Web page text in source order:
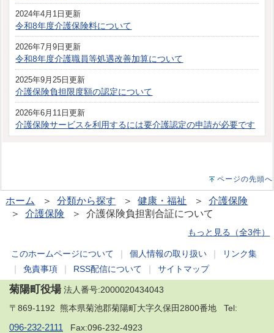
2024年4月1日更新
令和8年度介護保険料について
2026年7月9日更新
令和8年度介護職員等処遇改善加算について
2025年9月25日更新
介護保険負担限度額の認定について
2026年6月11日更新
介護保険サービスを利用するには要介護認定の申請が必要です
ページの先頭へ
ホーム ＞分類から探す ＞健康・福祉 ＞介護保険
＞介護保険 ＞ 介護保険負担割合証について
もっと見る（全3件）
このホームページについて 個人情報の取り扱い
リンク集
免責事項 RSS配信について サイトマップ
菊陽町役場法人番号:2000020434043
〒869-1192 熊本県菊池郡菊陽町大字久保田2800番地 Tel:
096-232-2111 Fax:096-232-4923